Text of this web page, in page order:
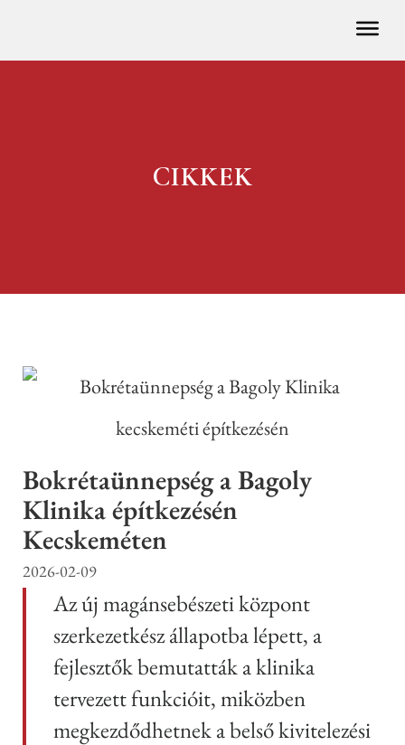
CIKKEK
Bokrétaünnepség a Bagoly
Klinika építkezésén
Kecskeméten
2026-02-09
Az új magánsebészeti központ
szerkezetkész állapotba lépett, a
fejlesztők bemutatták a klinika
tervezett funkcióit, miközben
megkezdődhetnek a belső kivitelezési